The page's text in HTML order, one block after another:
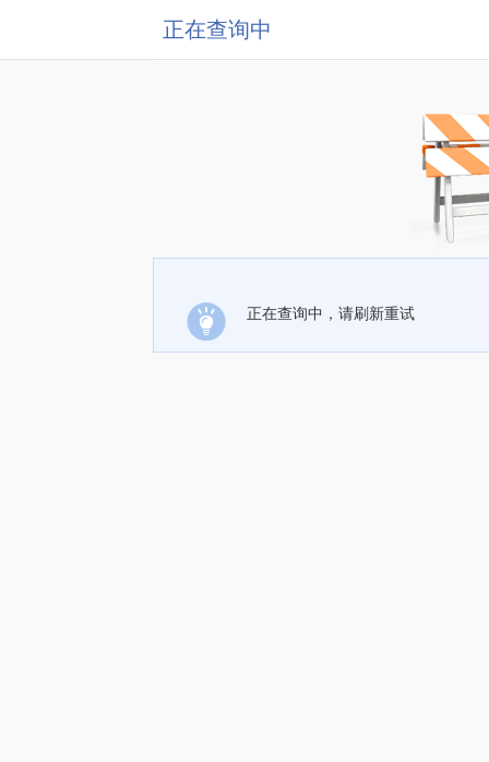
正在查询中
正在查询中，请刷新重试